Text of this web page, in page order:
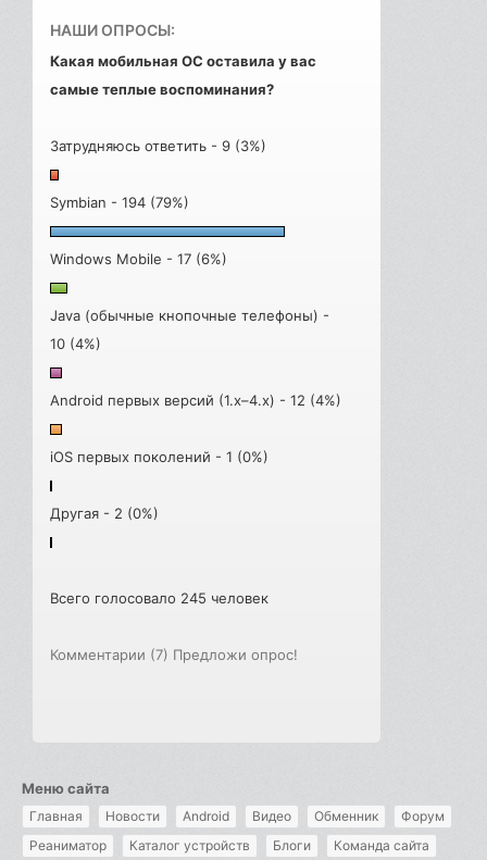
НАШИ ОПРОСЫ:
Какая мобильная ОС оставила у вас
самые теплые воспоминания?
Затрудняюсь ответить - 9 (3%)
Symbian - 194 (79%)
Windows Mobile - 17 (6%)
Java (обычные кнопочные телефоны) -
10 (4%)
Android первых версий (1.x–4.x) - 12 (4%)
iOS первых поколений - 1 (0%)
Другая - 2 (0%)
Всего голосовало 245 человек
Комментарии (7) Предложи опрос!
Меню сайта
Главная Новости Android Видео Обменник
Форум
Реаниматор
Каталог устройств Блоги Команда сайта